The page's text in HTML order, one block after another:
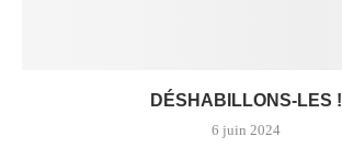
DÉSHABILLONS-LES !
6 juin 2024